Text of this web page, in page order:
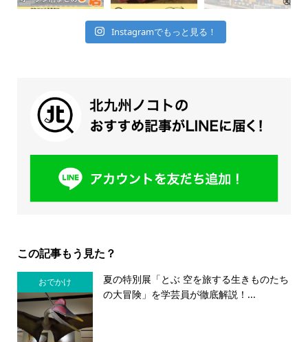
Instagramでもっと見る！
この記事もう見た？
おでかけ
夏の特別展「とぶ 空を旅する生きものたち
の大冒険」を学芸員が徹底解説！...